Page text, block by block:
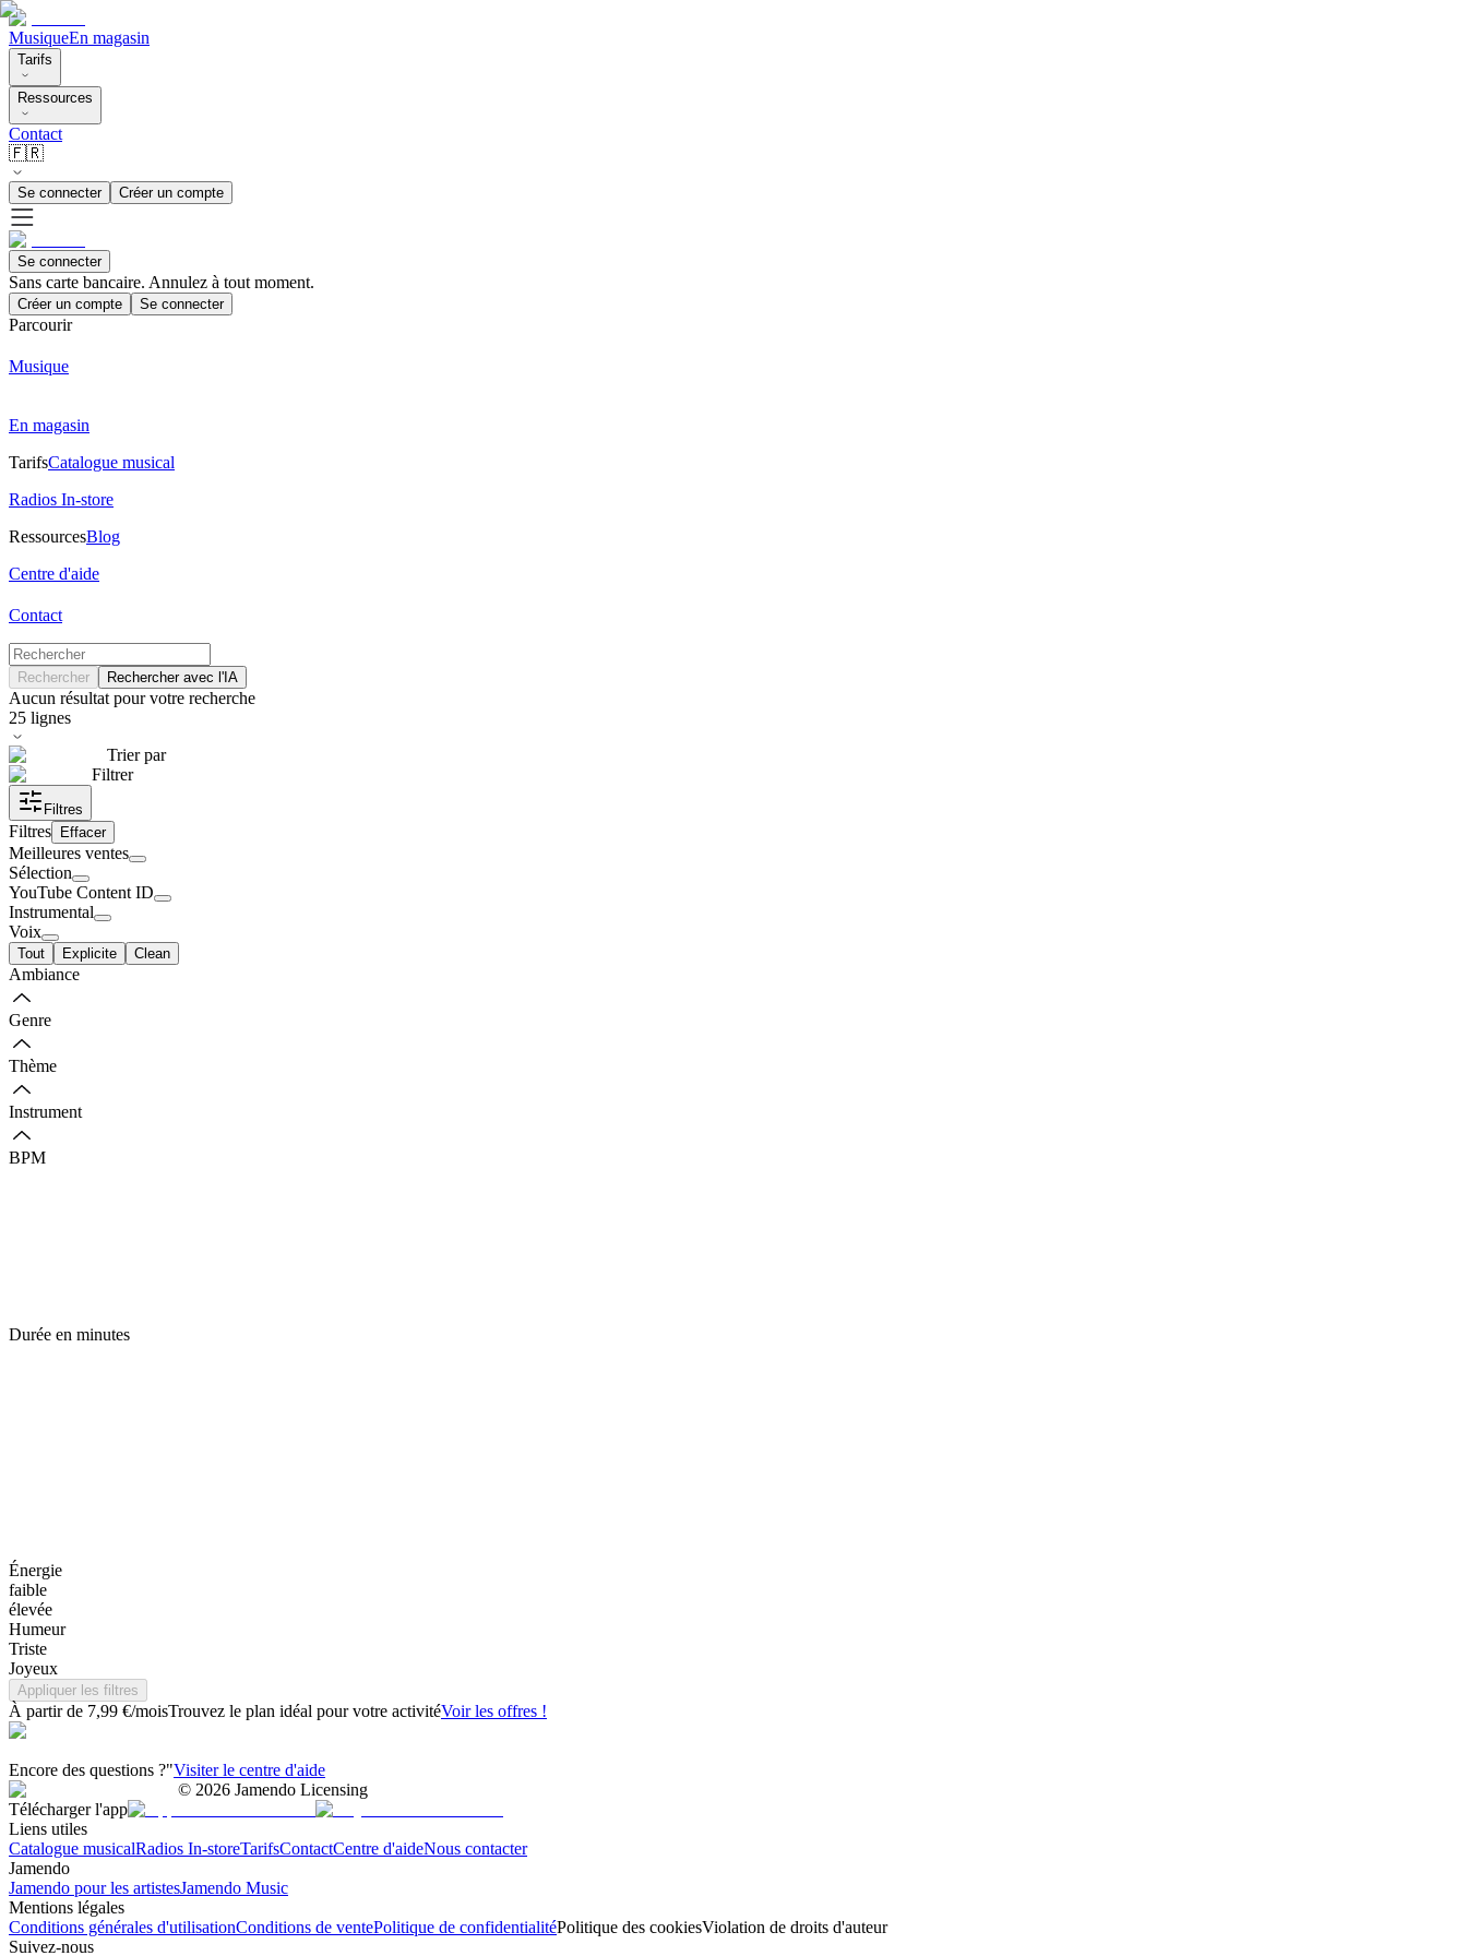
MusiqueEn magasin
Tarifs
Ressources
Contact
🇫🇷
Se connecter Créer un compte
Se connecter
Sans carte bancaire. Annulez à tout moment.
Créer un compte Se connecter
Parcourir
Musique
En magasin
TarifsCatalogue musical
Radios In-store
RessourcesBlog
Centre d'aide
Contact
Rechercher Rechercher avec l'IA
Aucun résultat pour votre recherche
25 lignes
Trier par
Filtrer
Filtres
Filtres Effacer
Meilleures ventes
Sélection
YouTube Content ID
Instrumental
Voix
Tout Explicite Clean
Ambiance
Genre
Thème
Instrument
BPM
Durée en minutes
Énergie
faible
élevée
Humeur
Triste
Joyeux
Appliquer les filtres
À partir de 7,99 €/moisTrouvez le plan idéal pour votre activitéVoir les offres !
Encore des questions ?"Visiter le centre d'aide
© 2026 Jamendo Licensing
Télécharger l'app
Liens utiles
Catalogue musicalRadios In-storeTarifsContactCentre d'aideNous contacter
Jamendo
Jamendo pour les artistesJamendo Music
Mentions légales
Conditions générales d'utilisationConditions de ventePolitique de confidentialitéPolitique des cookiesViolation de droits d'auteur
Suivez-nous